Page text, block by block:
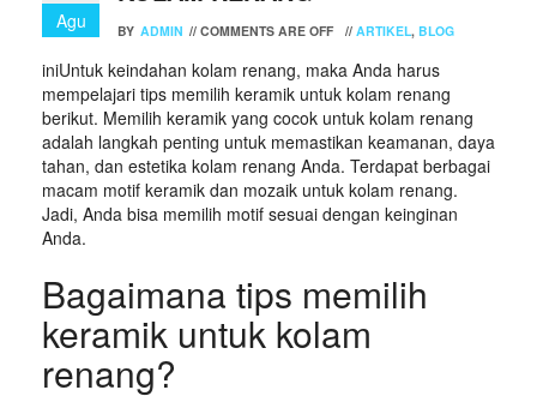
Agu BY ADMIN // COMMENTS ARE OFF // ARTIKEL, BLOG
iniUntuk keindahan kolam renang, maka Anda harus
mempelajari tips memilih keramik untuk kolam renang
berikut. Memilih keramik yang cocok untuk kolam renang
adalah langkah penting untuk memastikan keamanan, daya
tahan, dan estetika kolam renang Anda. Terdapat berbagai
macam motif keramik dan mozaik untuk kolam renang.
Jadi, Anda bisa memilih motif sesuai dengan keinginan
Anda.
Bagaimana tips memilih
keramik untuk kolam
renang?